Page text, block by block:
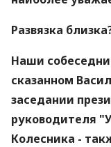
Развязка
Наши
сказанном
заседании
руководителя
Колесника -